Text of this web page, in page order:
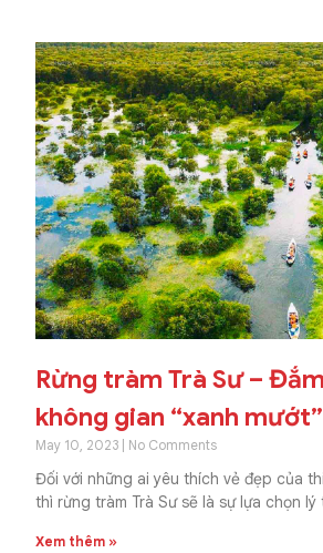
Rừng tràm Trà Sư –
không gian “xanh mướt”
May 10, 2023 No Comments
Đối với những ai yêu thích vẻ đẹp của
thì rừng tràm Trà Sư sẽ là sự lựa chọn
Xem thêm »